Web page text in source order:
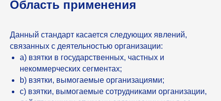
Область применения
Данный стандарт касается следующих явлений,
связанных с деятельностью организации:
а) взятки в государственных, частных и
некоммерческих сегментах;
b) взятки, вымогаемые организациями;
с) взятки, вымогаемые сотрудниками организации,